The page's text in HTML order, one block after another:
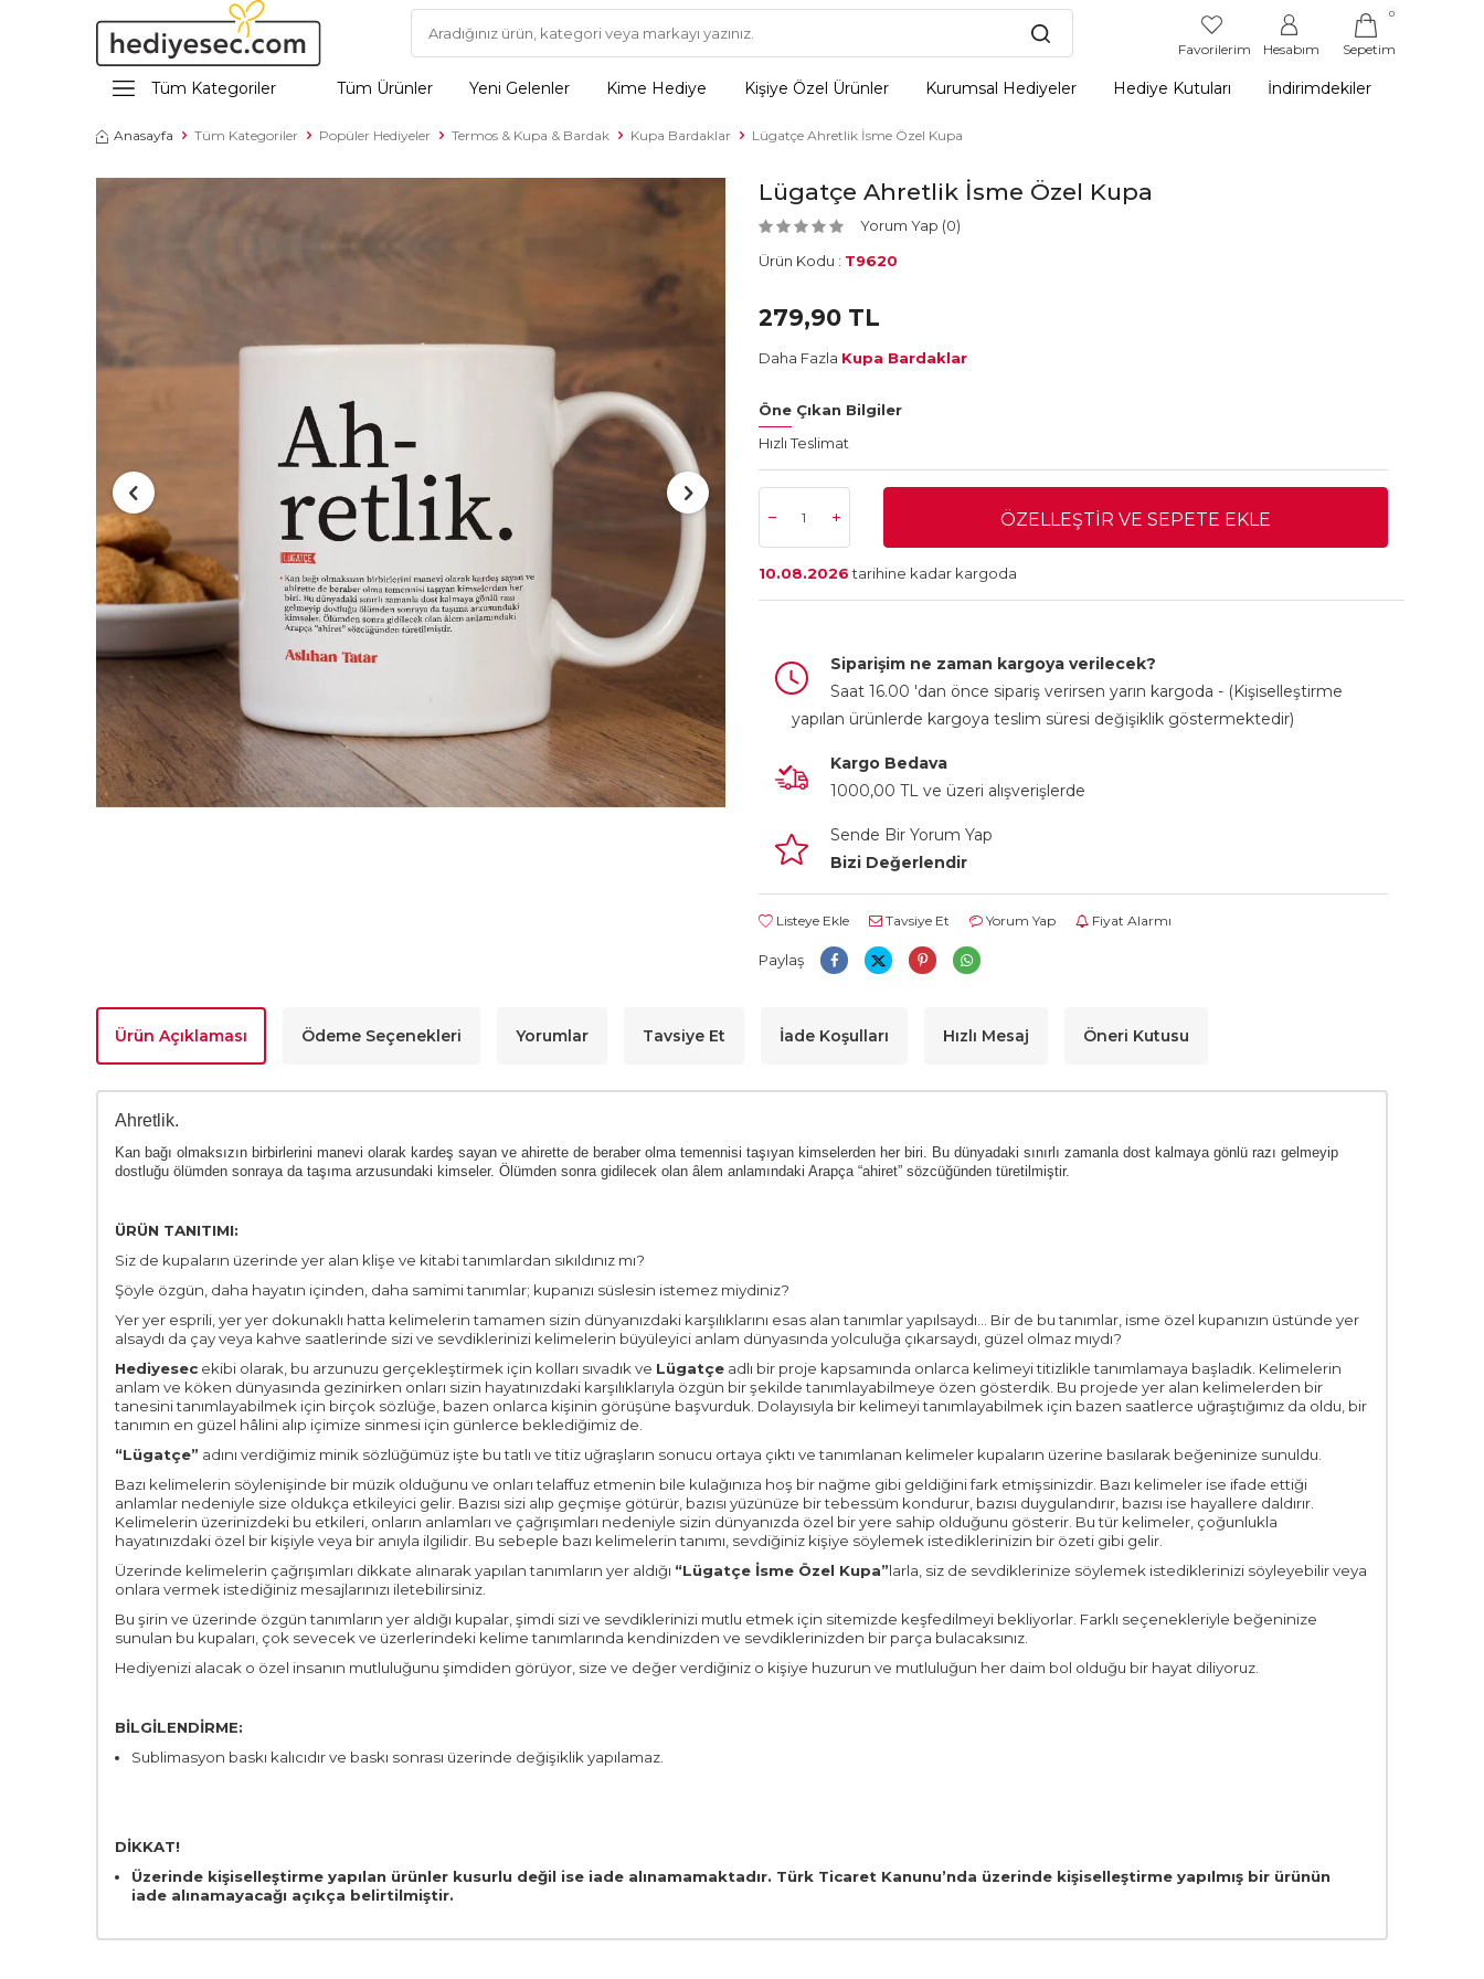
Favorilerim Hesabım Sepetim
0
Tüm Kategoriler Tüm Ürünler Yeni Gelenler Kime Hediye Kişiye Özel Ürünler Kurumsal Hediyeler Hediye Kutuları İndirimdekiler
Anasayfa Tüm Kategoriler Popüler Hediyeler Termos & Kupa & Bardak Kupa Bardaklar Lügatçe Ahretlik İsme Özel Kupa
Lügatçe Ahretlik İsme Özel Kupa
Yorum Yap (0)
Ürün Kodu : T9620
279,90 TL
Daha Fazla Kupa Bardaklar
Öne Çıkan Bilgiler
Hızlı Teslimat
ÖZELLEŞTIR VE SEPETE EKLE
10.08.2026tarihine kadar kargoda
Siparişim ne zaman kargoya verilecek?
Saat 16.00 'dan önce sipariş verirsen yarın kargoda - (Kişiselleştirme
yapılan ürünlerde kargoya teslim süresi değişiklik göstermektedir)
Kargo Bedava
1000,00 TL ve üzeri alışverişlerde
Sende Bir Yorum Yap
Bizi Değerlendir
Listeye Ekle Tavsiye Et Yorum Yap Fiyat Alarmı
Paylaş
Ürün Açıklaması Ödeme Seçenekleri Yorumlar Tavsiye Et İade Koşulları Hızlı Mesaj Öneri Kutusu
Ahretlik.
Kan bağı olmaksızın birbirlerini manevi olarak kardeş sayan ve ahirette de beraber olma temennisi taşıyan kimselerden her biri. Bu dünyadaki sınırlı zamanla dost kalmaya gönlü razı gelmeyip
dostluğu ölümden sonraya da taşıma arzusundaki kimseler. Ölümden sonra gidilecek olan âlem anlamındaki Arapça “ahiret” sözcüğünden türetilmiştir.
ÜRÜN TANITIMI:
Siz de kupaların üzerinde yer alan klişe ve kitabi tanımlardan sıkıldınız mı?
Şöyle özgün, daha hayatın içinden, daha samimi tanımlar; kupanızı süslesin istemez miydiniz?
Yer yer esprili, yer yer dokunaklı hatta kelimelerin tamamen sizin dünyanızdaki karşılıklarını esas alan tanımlar yapılsaydı… Bir de bu tanımlar, isme özel kupanızın üstünde yer
alsaydı da çay veya kahve saatlerinde sizi ve sevdiklerinizi kelimelerin büyüleyici anlam dünyasında yolculuğa çıkarsaydı, güzel olmaz mıydı?
Hediyesec ekibi olarak, bu arzunuzu gerçekleştirmek için kolları sıvadık ve Lügatçe adlı bir proje kapsamında onlarca kelimeyi titizlikle tanımlamaya başladık. Kelimelerin
anlam ve köken dünyasında gezinirken onları sizin hayatınızdaki karşılıklarıyla özgün bir şekilde tanımlayabilmeye özen gösterdik. Bu projede yer alan kelimelerden bir
tanesini tanımlayabilmek için birçok sözlüğe, bazen onlarca kişinin görüşüne başvurduk. Dolayısıyla bir kelimeyi tanımlayabilmek için bazen saatlerce uğraştığımız da oldu, bir
tanımın en güzel hâlini alıp içimize sinmesi için günlerce beklediğimiz de.
“Lügatçe” adını verdiğimiz minik sözlüğümüz işte bu tatlı ve titiz uğraşların sonucu ortaya çıktı ve tanımlanan kelimeler kupaların üzerine basılarak beğeninize sunuldu.
Bazı kelimelerin söylenişinde bir müzik olduğunu ve onları telaffuz etmenin bile kulağınıza hoş bir nağme gibi geldiğini fark etmişsinizdir. Bazı kelimeler ise ifade ettiği
anlamlar nedeniyle size oldukça etkileyici gelir. Bazısı sizi alıp geçmişe götürür, bazısı yüzünüze bir tebessüm kondurur, bazısı duygulandırır, bazısı ise hayallere daldırır.
Kelimelerin üzerinizdeki bu etkileri, onların anlamları ve çağrışımları nedeniyle sizin dünyanızda özel bir yere sahip olduğunu gösterir. Bu tür kelimeler, çoğunlukla
hayatınızdaki özel bir kişiyle veya bir anıyla ilgilidir. Bu sebeple bazı kelimelerin tanımı, sevdiğiniz kişiye söylemek istediklerinizin bir özeti gibi gelir.
Üzerinde kelimelerin çağrışımları dikkate alınarak yapılan tanımların yer aldığı “Lügatçe İsme Özel Kupa”larla, siz de sevdiklerinize söylemek istediklerinizi söyleyebilir veya
onlara vermek istediğiniz mesajlarınızı iletebilirsiniz.
Bu şirin ve üzerinde özgün tanımların yer aldığı kupalar, şimdi sizi ve sevdiklerinizi mutlu etmek için sitemizde keşfedilmeyi bekliyorlar. Farklı seçenekleriyle beğeninize
sunulan bu kupaları, çok sevecek ve üzerlerindeki kelime tanımlarında kendinizden ve sevdiklerinizden bir parça bulacaksınız.
Hediyenizi alacak o özel insanın mutluluğunu şimdiden görüyor, size ve değer verdiğiniz o kişiye huzurun ve mutluluğun her daim bol olduğu bir hayat diliyoruz.
BİLGİLENDİRME:
Sublimasyon baskı kalıcıdır ve baskı sonrası üzerinde değişiklik yapılamaz.
DİKKAT!
Üzerinde kişiselleştirme yapılan ürünler kusurlu değil ise iade alınamamaktadır. Türk Ticaret Kanunu’nda üzerinde kişiselleştirme yapılmış bir ürünün
iade alınamayacağı açıkça belirtilmiştir.